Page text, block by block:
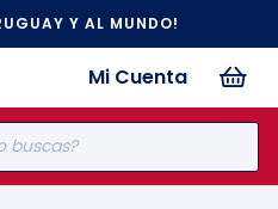
Y AL MUNDO!
Mi Cuenta